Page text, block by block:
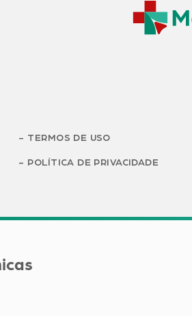
TERMOS DE USO
POLÍTICA DE PRIVACIDADE